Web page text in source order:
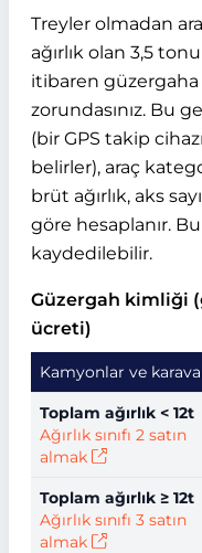
Treyler olmadan
ağırlık olan 3,5
itibaren
zorundasınız. Bu
(bir GPS takip
belirler), araç
brüt ağırlık, aks
göre hesaplanır.
kaydedilebilir.
Güzergah kimliği
ücreti)
Kamyonlar ve
Toplam ağırlık < 12t
Ağırlık sınıfı 2 satın
almak
Toplam ağırlık ≥ 12t
Ağırlık sınıfı 3 satın
almak